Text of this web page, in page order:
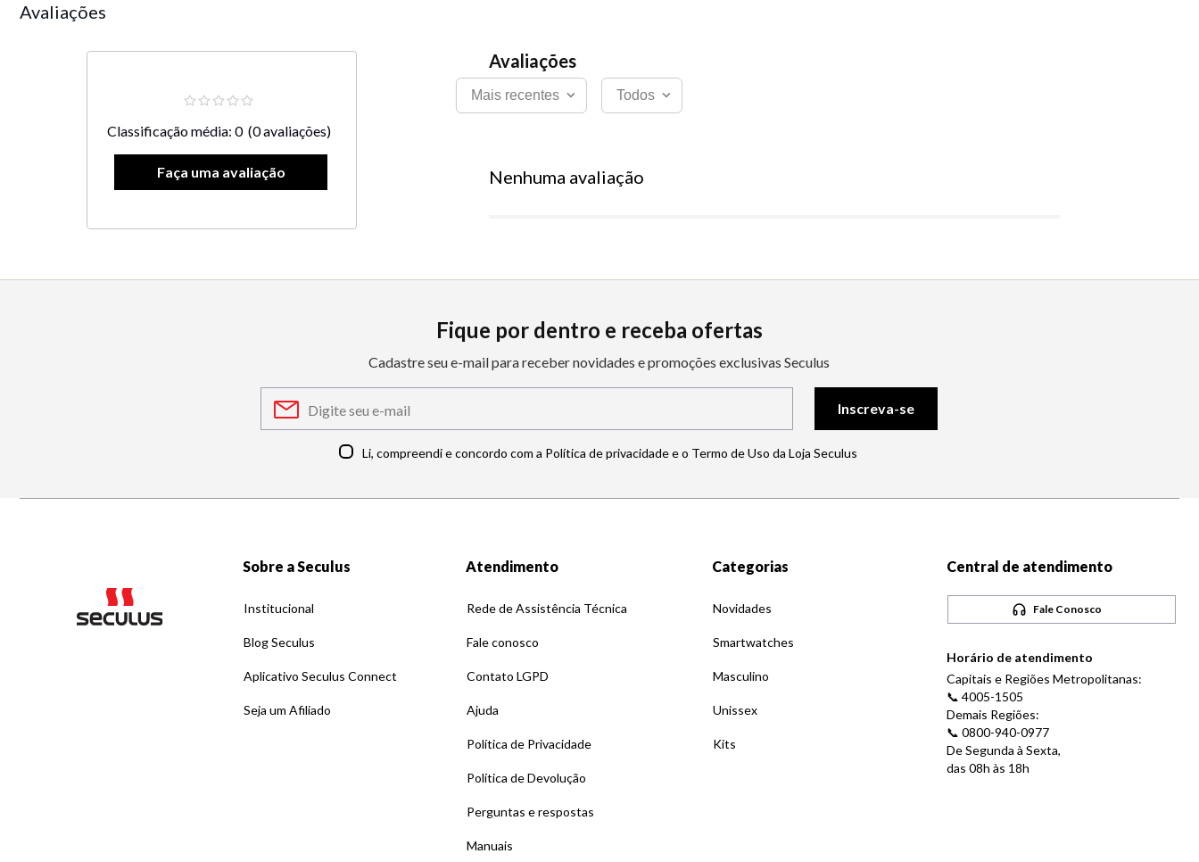
Avaliações
Classificação média: 0 (0 avaliações)
Mais recentes Todos
Nenhuma avaliação
Fique por dentro e receba ofertas
Cadastre seu e-mail para receber novidades e promoções exclusivas Seculus
Inscreva-se
Li, compreendi e concordo com a Política de privacidade e o Termo de Uso da Loja Seculus
Sobre a Seculus
Institucional
Blog Seculus
Aplicativo Seculus Connect
Seja um Afiliado
Atendimento
Rede de Assistência Técnica
Fale conosco
Contato LGPD
Ajuda
Política de Privacidade
Política de Devolução
Perguntas e respostas
Manuais
Categorias
Novidades
Smartwatches
Masculino
Unissex
Kits
Central de atendimento
Fale Conosco
Horário de atendimento
Capitais e Regiões Metropolitanas:
📞 4005-1505
Demais Regiões:
📞 0800-940-0977
De Segunda à Sexta,
das 08h às 18h